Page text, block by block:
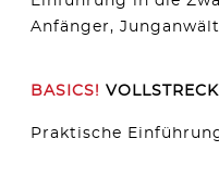
Anfänger,
BASICS!
Praktische